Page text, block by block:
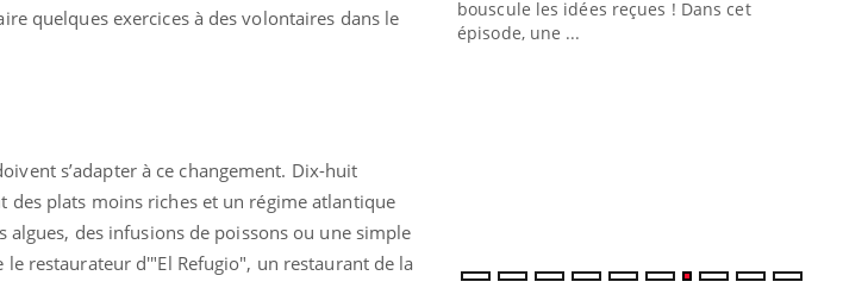
quelques exercices à des volontaires dans le
s’adapter à ce changement. Dix-huit
des plats moins riches et un régime atlantique
algues, des infusions de poissons ou une simple
restaurateur d'"El Refugio", un restaurant de la
bilan de
bouscule les idées reçues ! Dans cet
épisode, une ...